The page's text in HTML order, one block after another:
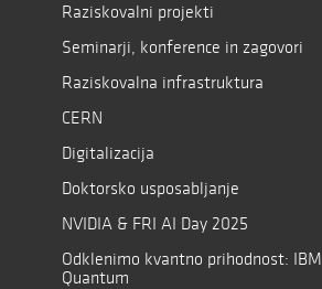
Raziskovalni projekti
Seminarji, konference in zagovori
Raziskovalna infrastruktura
CERN
Digitalizacija
Doktorsko usposabljanje
NVIDIA & FRI AI Day 2025
Odklenimo kvantno prihodnost: IBM
Quantum